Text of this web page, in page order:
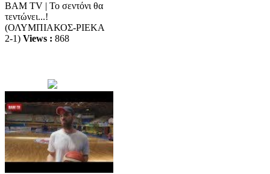
BAM TV | Το σεντόνι θα
τεντώνει...!
(ΟΛΥΜΠΙΑΚΟΣ-ΡΙΕΚΑ
2-1) Views : 868